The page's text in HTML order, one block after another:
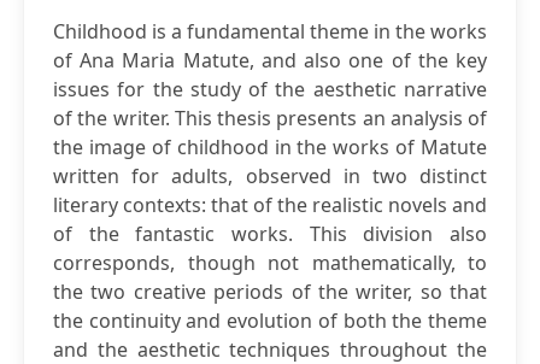
Childhood is a fundamental theme in the works
of Ana Maria Matute, and also one of the key
issues for the study of the aesthetic narrative
of the writer. This thesis presents an analysis of
the image of childhood in the works of Matute
written for adults, observed in two distinct
literary contexts: that of the realistic novels and
of the fantastic works. This division also
corresponds, though not mathematically, to
the two creative periods of the writer, so that
the continuity and evolution of both the theme
and the aesthetic techniques throughout the